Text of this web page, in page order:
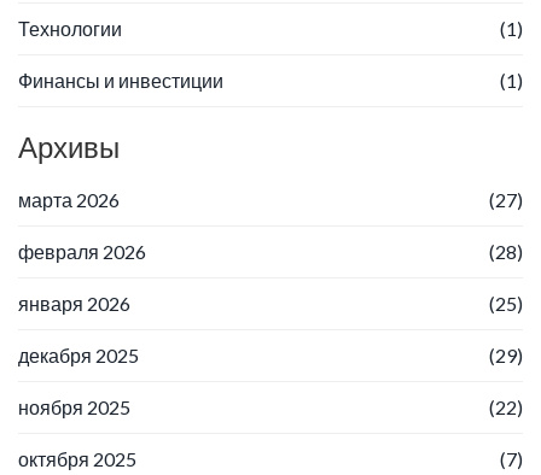
Технологии (1)
Финансы и инвестиции (1)
Архивы
марта 2026 (27)
февраля 2026 (28)
января 2026 (25)
декабря 2025 (29)
ноября 2025 (22)
октября 2025 (7)